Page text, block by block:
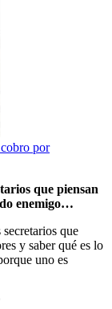
por
que piensan
enemigo…
que
y saber qué es lo
uno es